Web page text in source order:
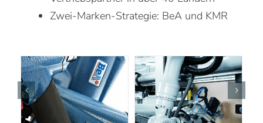
Zwei-Marken-Strategie: BeA und KMR